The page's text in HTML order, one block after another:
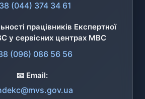
(044) 374 34 61
працівників Експертної
у сервісних центрах МВС
(096) 086 56 56
📧 Email: